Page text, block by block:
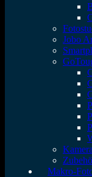
Jobo
Makro-